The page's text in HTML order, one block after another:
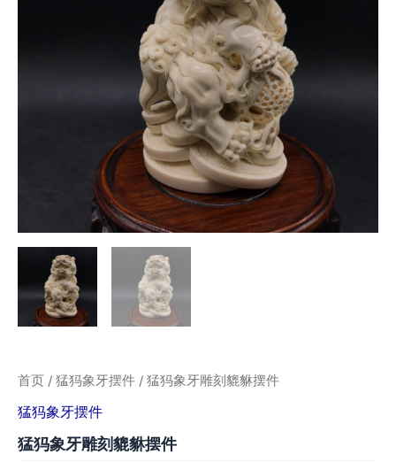
首页 / 猛犸象牙摆件 / 猛犸象牙雕刻貔貅摆件
猛犸象牙摆件
猛犸象牙雕刻貔貅摆件